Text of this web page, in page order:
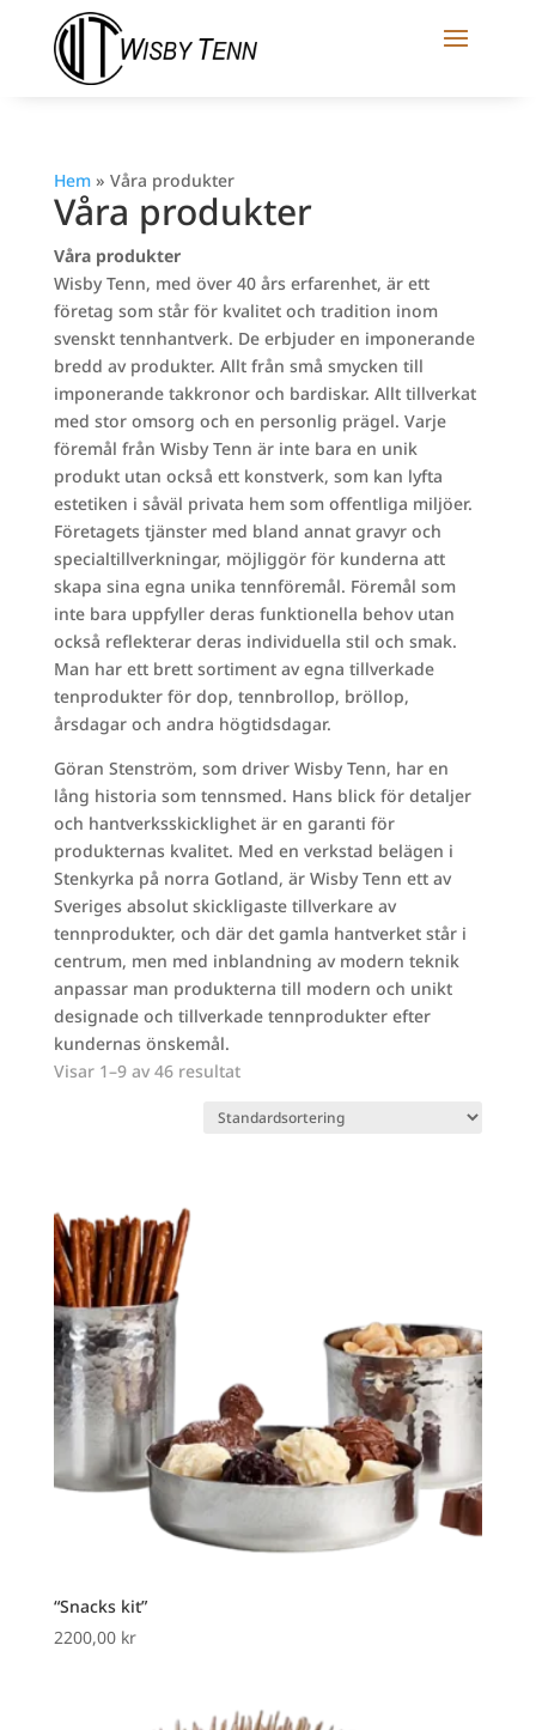
Hem» Våra produkter
Våra produkter
Våra produkter
Wisby Tenn, med över 40 års erfarenhet, är ett
företag som står för kvalitet och tradition inom
svenskt tennhantverk. De erbjuder en imponerande
bredd av produkter. Allt från små smycken till
imponerande takkronor och bardiskar. Allt tillverkat
med stor omsorg och en personlig prägel. Varje
föremål från Wisby Tenn är inte bara en unik
produkt utan också ett konstverk, som kan lyfta
estetiken i såväl privata hem som offentliga miljöer.
Företagets tjänster med bland annat gravyr och
specialtillverkningar, möjliggör för kunderna att
skapa sina egna unika tennföremål. Föremål som
inte bara uppfyller deras funktionella behov utan
också reflekterar deras individuella stil och smak.
Man har ett brett sortiment av egna tillverkade
tenprodukter för dop, tennbrollop, bröllop,
årsdagar och andra högtidsdagar.
Göran Stenström, som driver Wisby Tenn, har en
lång historia som tennsmed. Hans blick för detaljer
och hantverksskicklighet är en garanti för
produkternas kvalitet. Med en verkstad belägen i
Stenkyrka på norra Gotland, är Wisby Tenn ett av
Sveriges absolut skickligaste tillverkare av
tennprodukter, och där det gamla hantverket står i
centrum, men med inblandning av modern teknik
anpassar man produkterna till modern och unikt
designade och tillverkade tennprodukter efter
kundernas önskemål.
Visar 1–9 av 46 resultat
“Snacks kit”
2200,00 kr